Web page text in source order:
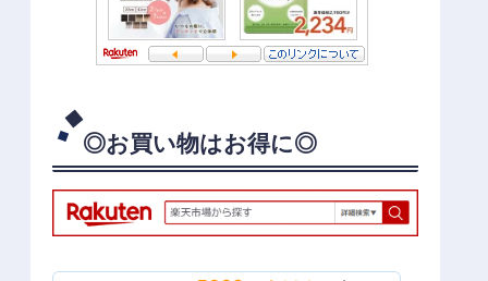
◎お買い物はお得に◎